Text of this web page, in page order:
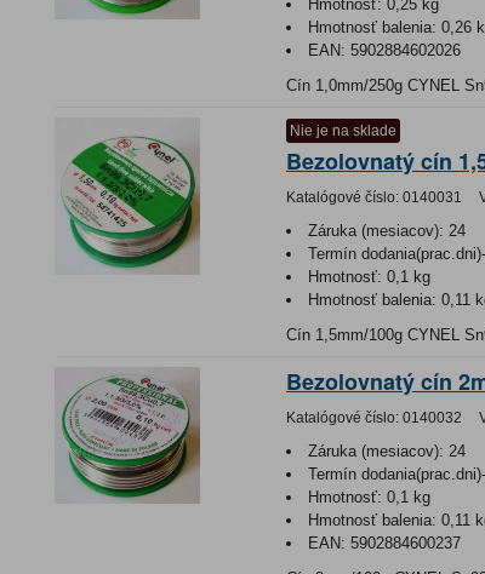
Hmotnosť: 0,25 kg
Hmotnosť balenia: 0,26
EAN: 5902884602026
Cín 1,0mm/250g CYNEL
Nie je na sklade
Bezolovnatý cín
Katalógové číslo: 0140031
Záruka (mesiacov): 24
Termín
Hmotnosť: 0,1 kg
Hmotnosť balenia: 0,11
Cín 1,5mm/100g CYNEL
Bezolovnatý cín
Katalógové číslo: 0140032
Záruka (mesiacov): 24
Termín
Hmotnosť: 0,1 kg
Hmotnosť balenia: 0,11
EAN: 5902884600237